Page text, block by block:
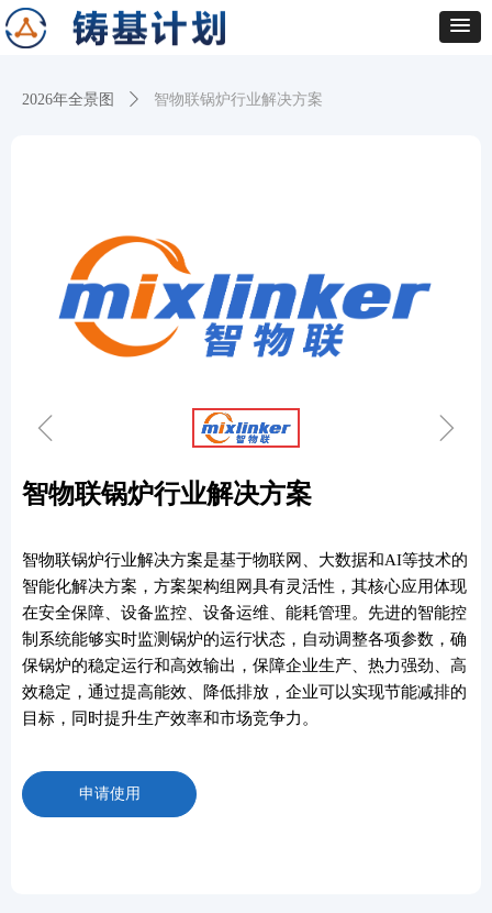
ꁆ ꁇ
智物联锅炉行业解决方案
智物联锅炉行业解决方案是基于物联网、大数据和AI等技术的
智能化解决方案，方案架构组网具有灵活性，其核心应用体现
在安全保障、设备监控、设备运维、能耗管理。先进的智能控
制系统能够实时监测锅炉的运行状态，自动调整各项参数，确
保锅炉的稳定运行和高效输出，保障企业生产、热力强劲、高
效稳定，通过提高能效、降低排放，企业可以实现节能减排的
目标，同时提升生产效率和市场竞争力。
申请使用
2026年全景图 ꄲ 智物联锅炉行业解决方案